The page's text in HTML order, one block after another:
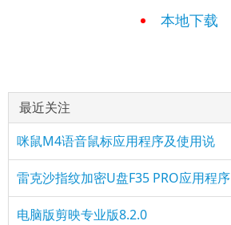
本地下载
最近关注
咪鼠M4语音鼠标应用程序及使用说
雷克沙指纹加密U盘F35 PRO应用程序
电脑版剪映专业版8.2.0